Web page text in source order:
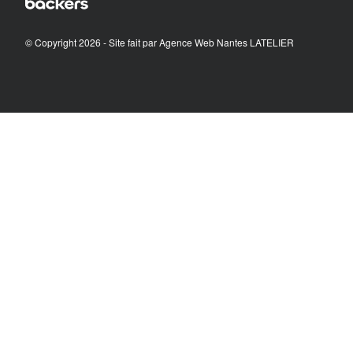
© Copyright 2026 - Site fait parAgence Web Nantes LATELIER